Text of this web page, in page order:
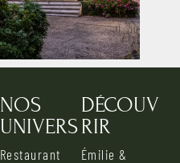
NOS
UNIVERS
Restaurant
DÉCOUV
RIR
Émilie &